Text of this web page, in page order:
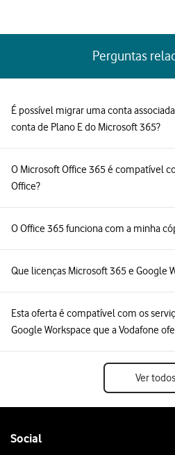
Perguntas
É possível migrar uma conta
conta de Plano E do Microsoft 365?
O Microsoft Office 365 é compatível
Office?
O Office 365 funciona com a minha
Que licenças Microsoft 365 e Google
Esta oferta é compatível com os
Google Workspace que a Vodafone
Ver todos
Follow
Social